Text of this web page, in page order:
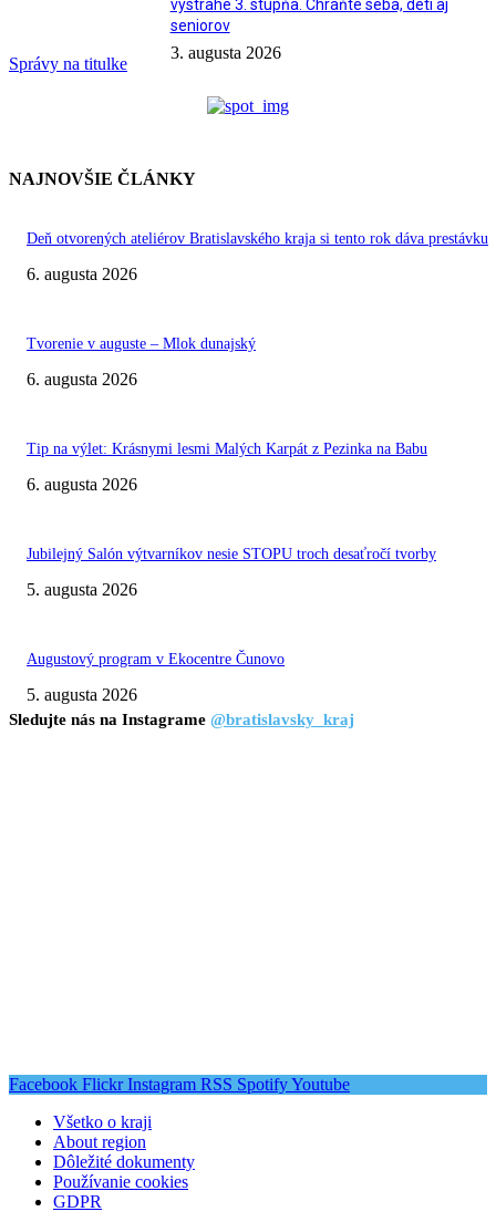
Správy na titulke
výstrahe 3. stupňa. Chráňte seba, deti aj
seniorov
3. augusta 2026
NAJNOVŠIE ČLÁNKY
Deň otvorených ateliérov Bratislavského kraja si tento rok dáva prestávku
6. augusta 2026
Tvorenie v auguste – Mlok dunajský
6. augusta 2026
Tip na výlet: Krásnymi lesmi Malých Karpát z Pezinka na Babu
6. augusta 2026
Jubilejný Salón výtvarníkov nesie STOPU troch desaťročí tvorby
5. augusta 2026
Augustový program v Ekocentre Čunovo
5. augusta 2026
Sledujte nás na Instagrame @bratislavsky_kraj
Facebook Flickr Instagram RSS SpotifyYoutube
Všetko o kraji
About region
Dôležité dokumenty
Používanie cookies
GDPR